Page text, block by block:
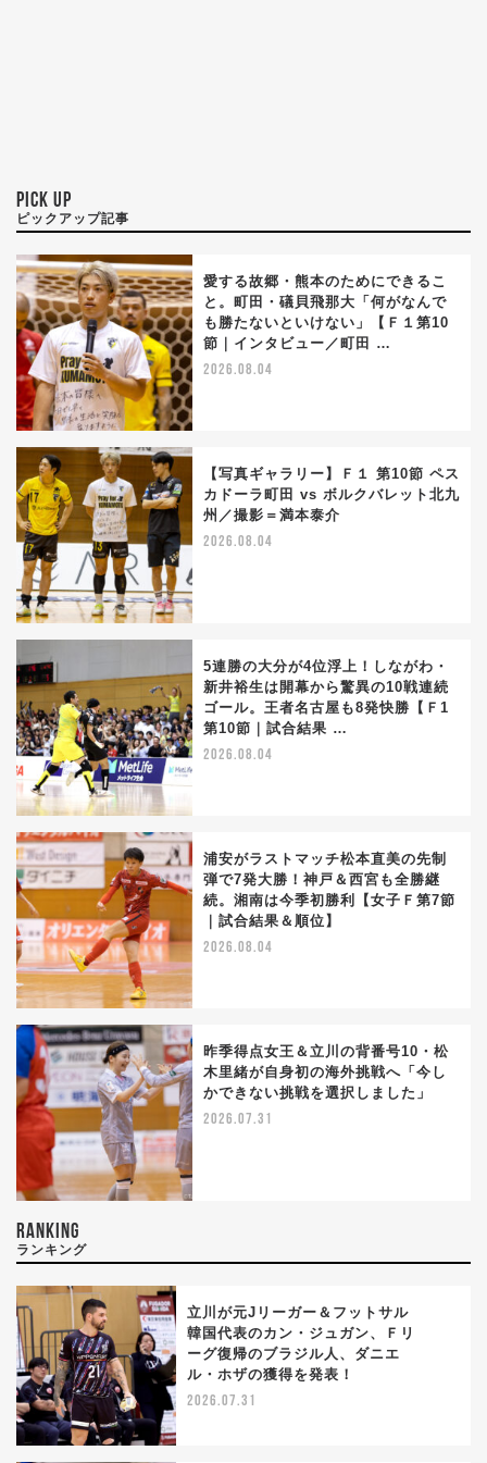
PICK UP
ピックアップ記事
愛する故郷・熊本のためにできるこ
と。町田・礒貝飛那大「何がなんで
も勝たないといけない」【Ｆ１第10
節｜インタビュー／町田 …
2026.08.04
【写真ギャラリー】Ｆ１ 第10節 ペス
カドーラ町田 vs ボルクバレット北九
州／撮影＝満本泰介
2026.08.04
5連勝の大分が4位浮上！しながわ・
新井裕生は開幕から驚異の10戦連続
ゴール。王者名古屋も8発快勝【Ｆ1
第10節｜試合結果 …
2026.08.04
浦安がラストマッチ松本直美の先制
弾で7発大勝！神戸＆西宮も全勝継
続。湘南は今季初勝利【女子Ｆ第7節
｜試合結果＆順位】
2026.08.04
昨季得点女王＆立川の背番号10・松
木里緒が自身初の海外挑戦へ「今し
かできない挑戦を選択しました」
2026.07.31
RANKING
ランキング
立川が元Jリーガー＆フットサル
韓国代表のカン・ジュガン、Ｆリ
ーグ復帰のブラジル人、ダニエ
ル・ホザの獲得を発表！
2026.07.31